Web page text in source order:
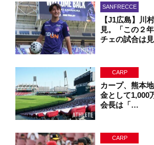
SANFRECCE
【J1広島】川
見。「この２
チェの試合は
CARP
カープ、熊本
金として1,000
会長は「…
CARP